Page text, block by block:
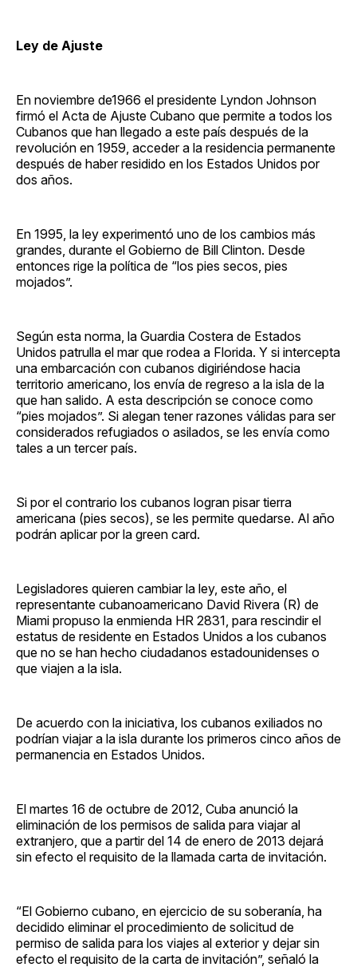
Ley de Ajuste
En noviembre de1966 el presidente Lyndon Johnson
firmó el Acta de Ajuste Cubano que permite a todos los
Cubanos que han llegado a este país después de la
revolución en 1959, acceder a la residencia permanente
después de haber residido en los Estados Unidos por
dos años.
En 1995, la ley experimentó uno de los cambios más
grandes, durante el Gobierno de Bill Clinton. Desde
entonces rige la política de “los pies secos, pies
mojados”.
Según esta norma, la Guardia Costera de Estados
Unidos patrulla el mar que rodea a Florida. Y si intercepta
una embarcación con cubanos digiriéndose hacia
territorio americano, los envía de regreso a la isla de la
que han salido. A esta descripción se conoce como
“pies mojados”. Si alegan tener razones válidas para ser
considerados refugiados o asilados, se les envía como
tales a un tercer país.
Si por el contrario los cubanos logran pisar tierra
americana (pies secos), se les permite quedarse. Al año
podrán aplicar por la green card.
Legisladores quieren cambiar la ley, este año, el
representante cubanoamericano David Rivera (R) de
Miami propuso la enmienda HR 2831, para rescindir el
estatus de residente en Estados Unidos a los cubanos
que no se han hecho ciudadanos estadounidenses o
que viajen a la isla.
De acuerdo con la iniciativa, los cubanos exiliados no
podrían viajar a la isla durante los primeros cinco años de
permanencia en Estados Unidos.
El martes 16 de octubre de 2012, Cuba anunció la
eliminación de los permisos de salida para viajar al
extranjero, que a partir del 14 de enero de 2013 dejará
sin efecto el requisito de la llamada carta de invitación.
“El Gobierno cubano, en ejercicio de su soberanía, ha
decidido eliminar el procedimiento de solicitud de
permiso de salida para los viajes al exterior y dejar sin
efecto el requisito de la carta de invitación”, señaló la